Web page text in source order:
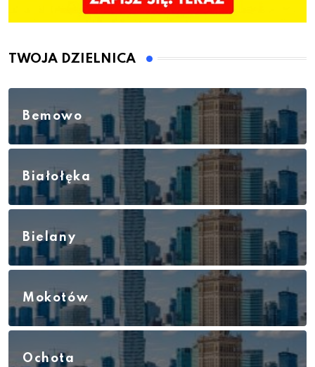
TWOJA DZIELNICA
Bemowo
Białołęka
Bielany
Mokotów
Ochota